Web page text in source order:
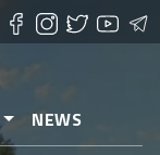
NEWS